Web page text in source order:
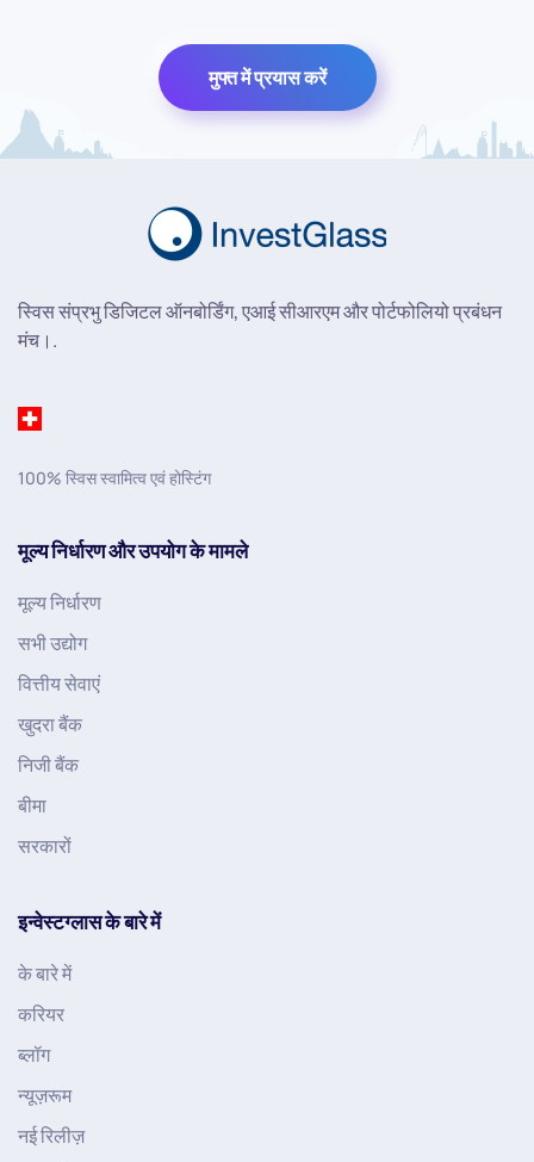
मुफ्त में प्रयास करें
स्विस संप्रभु डिजिटल ऑनबोर्डिंग, एआई सीआरएम और पोर्टफोलियो प्रबंधन
मंच।.
100% स्विस स्वामित्व एवं होस्टिंग
मूल्य निर्धारण और उपयोग के मामले
मूल्य निर्धारण
सभी उद्योग
वित्तीय सेवाएं
खुदरा बैंक
निजी बैंक
बीमा
सरकारों
इन्वेस्टग्लास के बारे में
के बारे में
करियर
ब्लॉग
न्यूज़रूम
नई रिलीज़